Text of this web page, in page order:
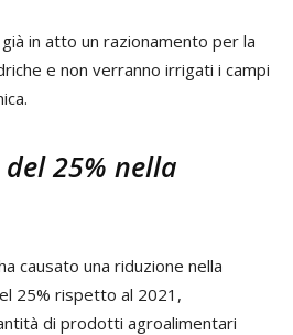
in atto un razionamento per la
e non verranno irrigati i campi
25% nella
causato una riduzione nella
25% rispetto al 2021,
di prodotti agroalimentari